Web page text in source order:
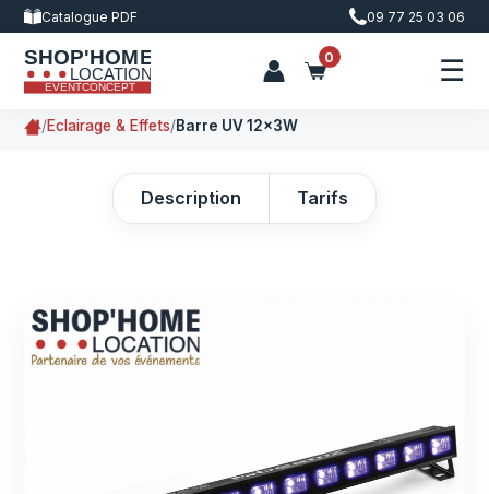
Catalogue PDF 09 77 25 03 06
0 ☰
/Eclairage & Effets/Barre UV 12x3W
Description Tarifs